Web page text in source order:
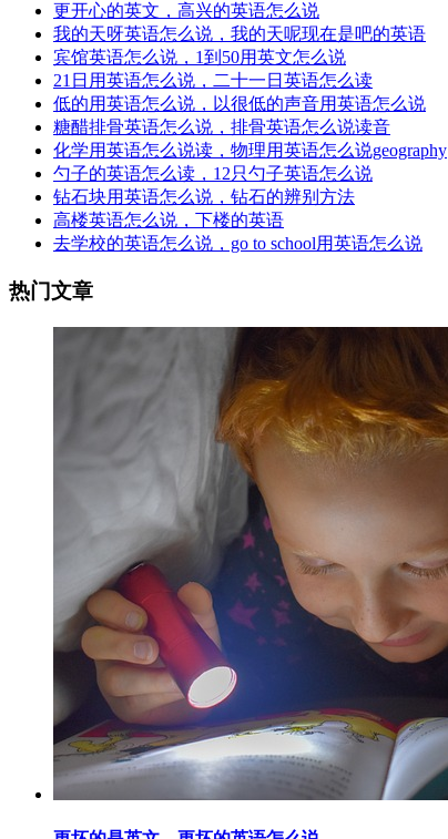
更开心的英文，高兴的英语怎么说
我的天呀英语怎么说，我的天呢现在是吧的英语
宾馆英语怎么说，1到50用英文怎么说
21日用英语怎么说，二十一日英语怎么读
低的用英语怎么说，以很低的声音用英语怎么说
糖醋排骨英语怎么说，排骨英语怎么说读音
化学用英语怎么说读，物理用英语怎么说geography
勺子的英语怎么读，12只勺子英语怎么说
钻石块用英语怎么说，钻石的辨别方法
高楼英语怎么说，下楼的英语
去学校的英语怎么说，go to school用英语怎么说
热门文章